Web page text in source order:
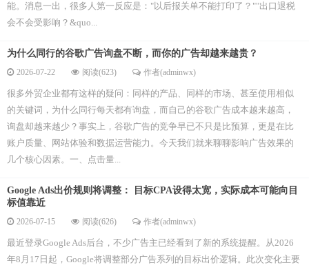
能。消息一出，很多人第一反应是："以后报关单不能打印了？""出口退税
会不会受影响？&quo...
为什么同行的谷歌广告询盘不断，而你的广告却越来越贵？
2026-07-22 阅读(623) 作者(adminwx)
很多外贸企业都有这样的疑问：同样的产品、同样的市场、甚至使用相似
的关键词，为什么同行每天都有询盘，而自己的谷歌广告成本越来越高，
询盘却越来越少？事实上，谷歌广告的竞争早已不只是比预算，更是在比
账户质量、网站体验和数据运营能力。今天我们就来聊聊影响广告效果的
几个核心因素。一、点击量...
Google Ads出价规则将调整： 目标CPA设得太宽，实际成本可能向目
标值靠近
2026-07-15 阅读(626) 作者(adminwx)
最近登录Google Ads后台，不少广告主已经看到了新的系统提醒。从2026
年8月17日起，Google将调整部分广告系列的目标出价逻辑。此次变化主要